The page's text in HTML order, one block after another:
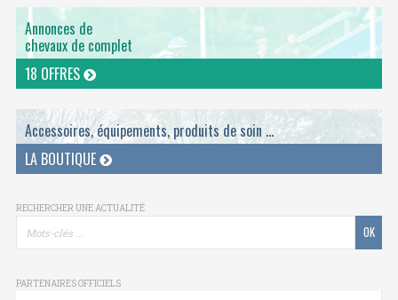
Annonces de
chevaux de complet
18 OFFRES
Accessoires, équipements, produits de soin ...
LA BOUTIQUE
RECHERCHER UNE ACTUALITÉ
PARTENAIRES OFFICIELS